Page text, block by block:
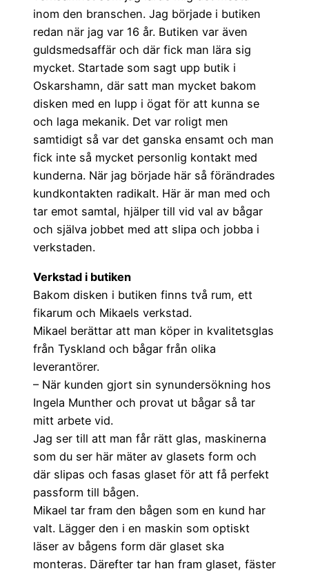
inom den branschen. Jag började i butiken
redan när jag var 16 år. Butiken var även
guldsmedsaffär och där fick man lära sig
mycket. Startade som sagt upp butik i
Oskarshamn, där satt man mycket bakom
disken med en lupp i ögat för att kunna se
och laga mekanik. Det var roligt men
samtidigt så var det ganska ensamt och man
fick inte så mycket personlig kontakt med
kunderna. När jag började här så förändrades
kundkontakten radikalt. Här är man med och
tar emot samtal, hjälper till vid val av bågar
och själva jobbet med att slipa och jobba i
verkstaden.
Verkstad i butiken
Bakom disken i butiken finns två rum, ett
fikarum och Mikaels verkstad.
Mikael berättar att man köper in kvalitetsglas
från Tyskland och bågar från olika
leverantörer.
– När kunden gjort sin synundersökning hos
Ingela Munther och provat ut bågar så tar
mitt arbete vid.
Jag ser till att man får rätt glas, maskinerna
som du ser här mäter av glasets form och
där slipas och fasas glaset för att få perfekt
passform till bågen.
Mikael tar fram den bågen som en kund har
valt. Lägger den i en maskin som optiskt
läser av bågens form där glaset ska
monteras. Därefter tar han fram glaset, fäster